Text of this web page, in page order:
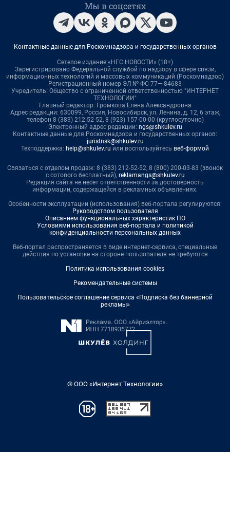
Мы в соцсетях
Контактные данные для Роскомнадзора и государственных органов
Сетевое издание «НГС.НОВОСТИ» (18+)
Зарегистрировано Федеральной службой по надзору в сфере связи,
информационных технологий и массовых коммуникаций (Роскомнадзор)
Регистрационный номер ЭЛ № ФС 77— 84683
Учредитель: Общество с ограниченной ответственностью "ИНТЕРНЕТ
ТЕХНОЛОГИИ"
Главный редактор: Громкова Елена Александровна
Адрес редакции: 630099, Россия, Новосибирск, ул. Ленина, д. 12, 6 этаж,
телефон 8 (383) 212-52-52, 8 (923) 157-00-00 (круглосуточно)
Электронный адрес редакции: ngs@shkulev.ru
Контактные данные для Роскомнадзора и государственных органов:
juristnsk@shkulev.ru
Техподдержка: help@shkulev.ru или воспользуйтесь веб-формой
Связаться с отделом продаж: 8 (383) 212-52-52, 8 (800) 200-03-83 (звонок
с сотового бесплатный), reklamangs@shkulev.ru
Редакция сайта не несет ответственности за достоверность
информации, содержащейся в рекламных объявлениях.
Особенности эксплуатации (использования) веб-портала регулируются:
Руководством пользователя
Описанием функциональных характеристик ПО
Условиями использования веб-портала и политикой
конфиденциальности персональных данных
Веб-портал распространяется в виде интернет-сервиса, специальные
действия по установке на стороне пользователя не требуются
Политика использования cookies
Рекомендательные системы
Пользовательское соглашение сервиса «Подписка без баннерной
рекламы»
© ООО «Интернет Технологии»